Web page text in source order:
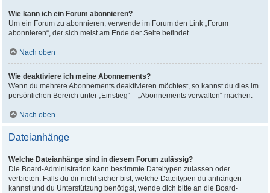
Wie kann ich ein Forum abonnieren?
Um ein Forum zu abonnieren, verwende im Forum den Link „Forum
abonnieren“, der sich meist am Ende der Seite befindet.
Nach oben
Wie deaktiviere ich meine Abonnements?
Wenn du mehrere Abonnements deaktivieren möchtest, so kannst du dies im
persönlichen Bereich unter „Einstieg“ – „Abonnements verwalten“ machen.
Nach oben
Dateianhänge
Welche Dateianhänge sind in diesem Forum zulässig?
Die Board-Administration kann bestimmte Dateitypen zulassen oder
verbieten. Falls du dir nicht sicher bist, welche Dateitypen du anhängen
kannst und du Unterstützung benötigst, wende dich bitte an die Board-